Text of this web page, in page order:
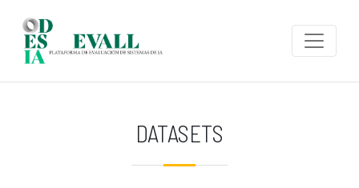
DATASETS